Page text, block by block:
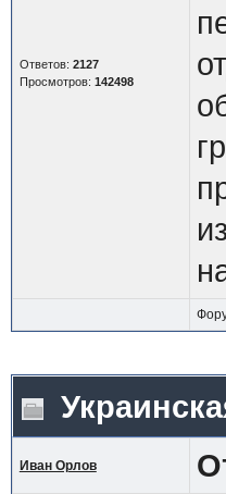
Ответов: 2127
Просмотров: 142498
Иван Орлов